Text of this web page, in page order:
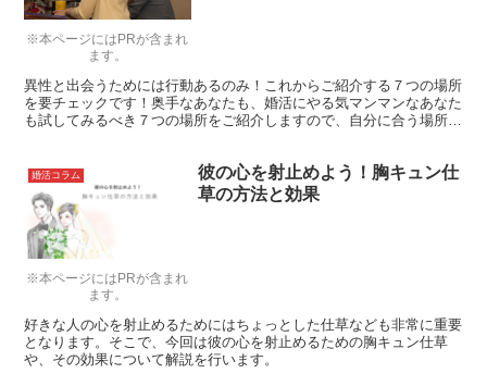
※本ページにはPRが含まれ
ます。
異性と出会うためには行動あるのみ！これからご紹介する７つの場所
を要チェックです！奥手なあなたも、婚活にやる気マンマンなあなた
も試してみるべき７つの場所をご紹介しますので、自分に合う場所を
※本ページにはPRが含まれ
ます。
婚活コラム
彼の心を射止めよう！胸キュン仕
草の方法と効果
好きな人の心を射止めるためにはちょっとした仕草なども非常に重要
となります。そこで、今回は彼の心を射止めるための胸キュン仕草
や、その効果について解説を行います。